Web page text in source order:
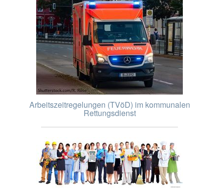
Arbeitszeitregelungen (TVöD) im kommunalen
Rettungsdienst